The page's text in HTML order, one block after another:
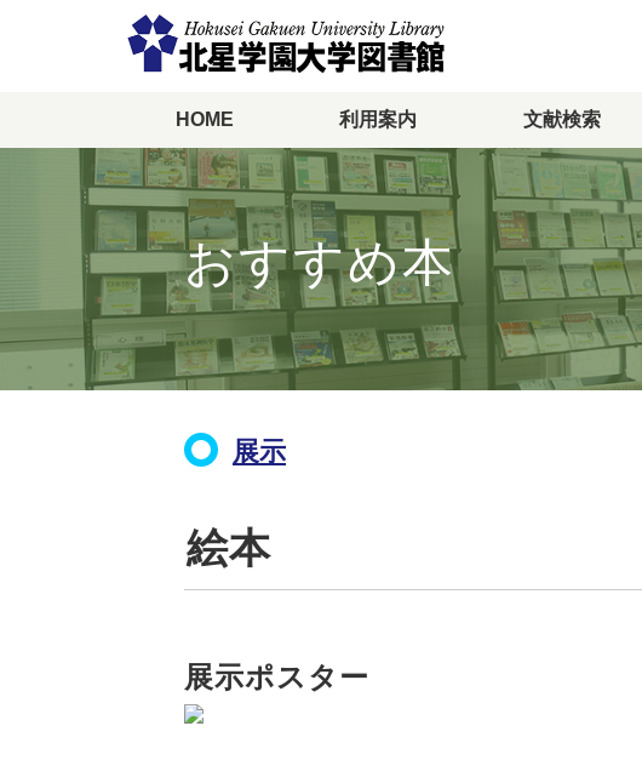
に
動
HOME 利用案内 文献検索
おすすめ本
展示
絵本
展示ポスター